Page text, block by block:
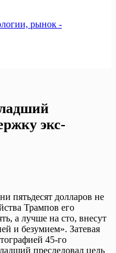
рынок -
экс-
пятьдесят долларов не
Трампов его
а лучше на сто, внесут
и безумием». Затевая
45-го
преследовал цель